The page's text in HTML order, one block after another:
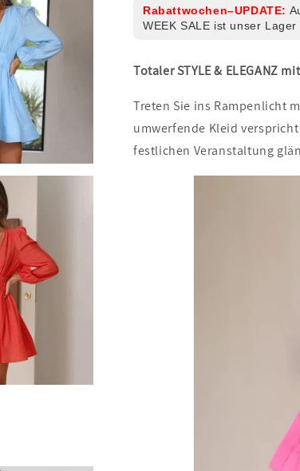
Rabattwochen–UPDATE:
WEEK SALE ist unser
Totaler STYLE & ELEGANZ
Treten Sie ins Rampenlicht
umwerfende Kleid
festlichen Veranstaltung